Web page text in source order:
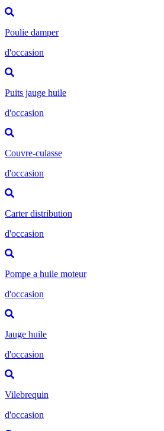
Poulie damper
d'occasion
Puits jauge huile
d'occasion
Couvre-culasse
d'occasion
Carter distribution
d'occasion
Pompe a huile moteur
d'occasion
Jauge huile
d'occasion
Vilebrequin
d'occasion